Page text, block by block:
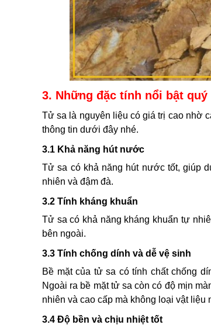
3. Những đặc tính nổi bật
Tử sa là nguyên liệu có giá trị cao nhờ
thông tin dưới đây nhé.
3.1 Khả năng hút nước
Tử sa có khả năng hút nước tốt, giúp
nhiên và đậm đà.
3.2 Tính kháng khuẩn
Tử sa có khả năng kháng khuẩn tự
bên ngoài.
3.3 Tính chống dính và dễ vệ sinh
Bề mặt của tử sa có tính chất chống
Ngoài ra bề mặt tử sa còn có độ mịn
nhiên và cao cấp mà không loại vật
3.4 Độ bền và chịu nhiệt tốt